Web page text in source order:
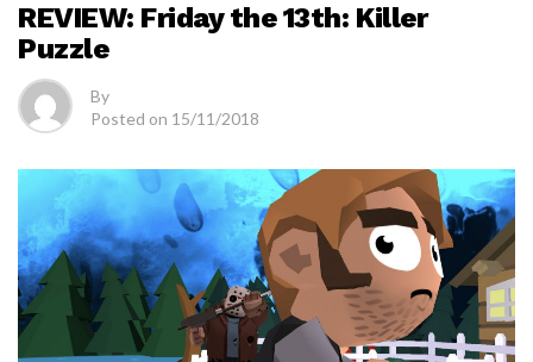
REVIEW: Friday the 13th: Killer
Puzzle
By
Posted on 15/11/2018